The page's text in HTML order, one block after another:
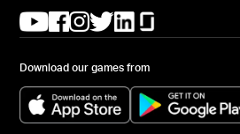
(opens in a new tab)
(opens in a new tab)
(opens in a new tab)
(opens in a new tab)
(opens in a new tab)
Download our games from
(opens in a new tab)